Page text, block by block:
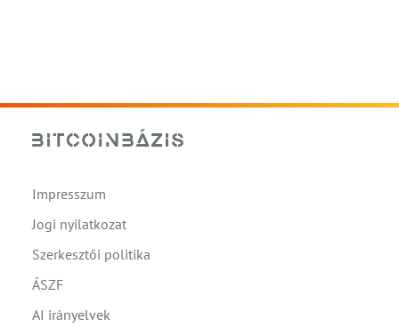
Impresszum
Jogi nyilatkozat
Szerkesztői politika
ÁSZF
AI irányelvek